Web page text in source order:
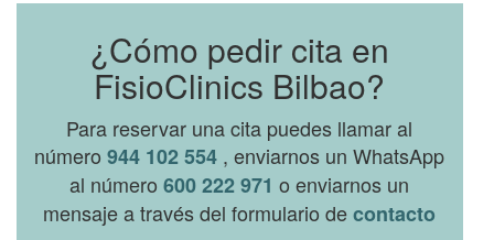
¿Cómo pedir cita en
FisioClinics Bilbao?
Para reservar una cita puedes llamar al
número944 102 554 , enviarnos un WhatsApp
al número600 222 971 o enviarnos un
mensaje a través del formulario decontacto